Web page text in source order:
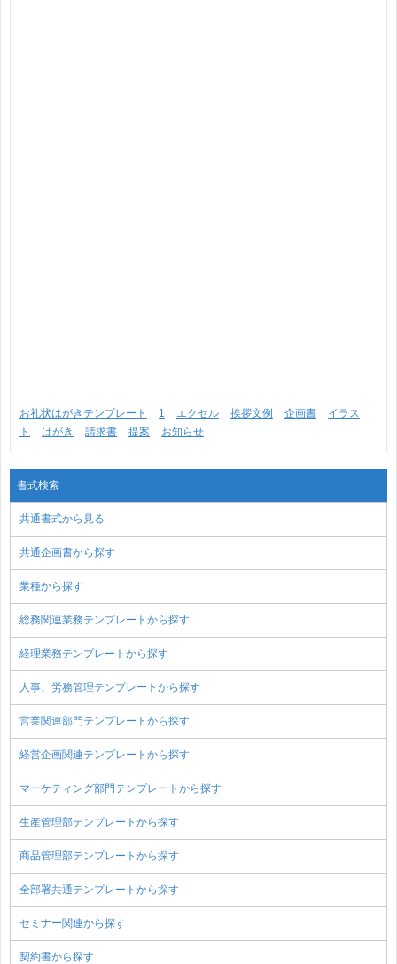
お礼状はがきテンプレート 1 エクセル 挨拶文例 企画書
イラス
ト
はがき 請求書 提案 お知らせ
書式検索
共通書式から見る
共通企画書から探す
業種から探す
総務関連業務テンプレートから探す
経理業務テンプレートから探す
人事、労務管理テンプレートから探す
営業関連部門テンプレートから探す
経営企画関連テンプレートから探す
マーケティング部門テンプレートから探す
生産管理部テンプレートから探す
商品管理部テンプレートから探す
全部署共通テンプレートから探す
セミナー関連から探す
契約書から探す